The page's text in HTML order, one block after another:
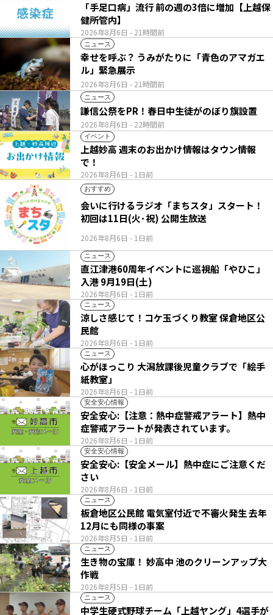
2026年8月6日 - 21時間前
「手足口病」流行 前の週の3倍に増加【上越保
健所管内】
ニュース
2026年8月6日 - 21時間前
幸せを呼ぶ？ うみがたりに「青色のアマガエ
ル」緊急展示
ニュース
2026年8月6日 - 22時間前
謙信公祭をPR！春日中生徒がのぼり旗設置
イベント
2026年8月6日 - 1日前
上越妙高 週末のお出かけ情報はタウン情報
で！
おすすめ
2026年8月6日 - 1日前
会いに行けるラジオ「まちスタ」スタート！
初回は11日(火･祝) 公開生放送
ニュース
2026年8月6日 - 1日前
直江津港60周年イベントに巡視船「やひこ」
入港 9月19日(土)
ニュース
2026年8月6日 - 1日前
涼しさ感じて！コケ玉づくり教室 保倉地区公
民館
ニュース
2026年8月6日 - 1日前
心がほっこり 大潟放課後児童クラブで「絵手
紙教室」
安全安心情報
2026年8月6日 - 1日前
安全安心:【注意：熱中症警戒アラート】熱中
症警戒アラートが発表されています。
安全安心情報
2026年8月6日 - 1日前
安全安心:【安全メール】熱中症にご注意くだ
さい
ニュース
2026年8月5日 - 1日前
板倉地区公民館 電気室付近で不審火発生 去年
12月にも同様の事案
ニュース
2026年8月5日 - 1日前
生き物の宝庫！ 妙高中 池のクリーンアップ大
作戦
ニュース
中学生硬式野球チーム「上越ヤング」4選手が